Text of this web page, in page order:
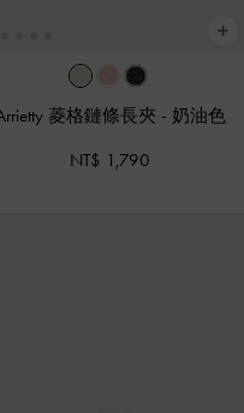
菱格鏈條長夾 - 奶油色
NT$ 1,790